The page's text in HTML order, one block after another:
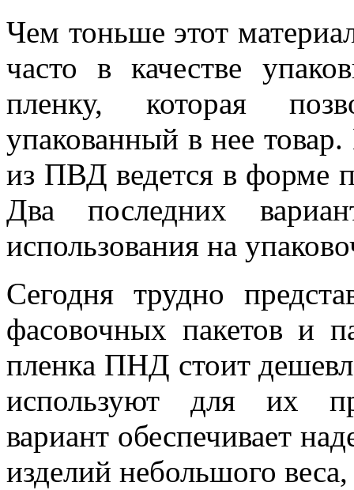
Чем тоньше этот
часто в качестве
пленку, которая
упакованный в нее
из ПВД ведется в форме
Два последних
использования на
Сегодня трудно
фасовочных пакетов и
пленка ПНД стоит
используют для их
вариант обеспечивает
изделий небольшого